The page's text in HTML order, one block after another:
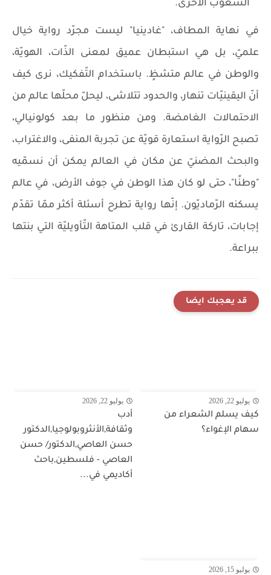
الشّعوب الأخرى.
في نهاية المطاف، "غادينيا" ليست مجرّد رواية خيال
علميّ، بل هي استبطان عميق لمعنى الذّات، الهويّة،
والوطن في عالم متشظٍ. باستخدام التّفكيك، نرى كيف
أنّ اليقينيّات تنهار، والحدود تتلاشى، ليحلّ محلّها عالم من
الاحتمالات الغامضة. ومن منظور ما بعد كولونيالي،
تصبح الرّواية استعارة قويّة عن تجربة المنفى، والاغتراب،
والبحث المضنيّ عن مكان في العالم يمكن أن نسمّيه
"وطنًا"، حتى لو كان هذا الوطن في جوف الأرض، في عالم
يسكنه الرّماديّون. إنّها رواية تطرح أسئلة أكثر ممّا تقدّم
إجابات، تاركة القارئ في قلب المتاهة التّأويليّة التي بنتها
ببراعة.
قد يعجبك ايضا
يوليو 22, 2026
كيف يسلم الشعراء من
سهام الإغواء؟
يوليو 22, 2026
أدب
وثقافة,الأنثروبولوجيا,الدكتور
حسن العاصي,الدكتور/ حسن
العاصي - فلسطين,باحث
أكاديمي في...
يوليو 15, 2026